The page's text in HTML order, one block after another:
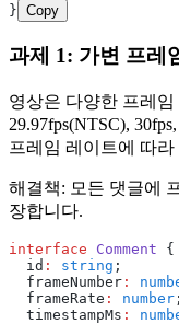
} Copy
과제 1: 가변 프레
영상은 다양한 프레
29.97fps(NTSC),
프레임 레이트에 따
해결책: 모든 댓글에
장합니다.
interface Comment {
  id
: string ;
  frameNumber
:
  frameRate
: number
  timestampMs
: